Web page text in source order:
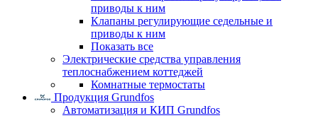
приводы к ним
Клапаны регулирующие седельные и
приводы к ним
Показать все
Электрические средства управления
теплоснабжением коттеджей
Комнатные термостаты
Продукция Grundfos
Автоматизация и КИП Grundfos